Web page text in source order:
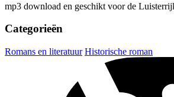
mp3 download en geschikt voor de
Categorieën
Romans en literatuur Historische roman